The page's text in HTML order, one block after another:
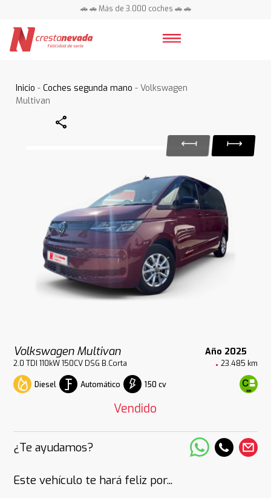
🚗 🚗 Más de 3.000 coches 🚗 🚗
Inicio -Coches segunda mano - Volkswagen
Multivan
Share
Volkswagen Multivan Año 2025
2.0 TDI 110kW 150CV DSG B.Corta 23.485 km
Diesel Automático 150 cv
Vendido
¿Te ayudamos?
Este vehículo te hará feliz por...